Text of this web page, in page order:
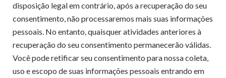
disposição legal em contrário, após a recuperação do seu
consentimento, não processaremos mais suas informações
pessoais. No entanto, quaisquer atividades anteriores à
recuperação do seu consentimento permanecerão válidas.
Você pode retificar seu consentimento para nossa coleta,
uso e escopo de suas informações pessoais entrando em